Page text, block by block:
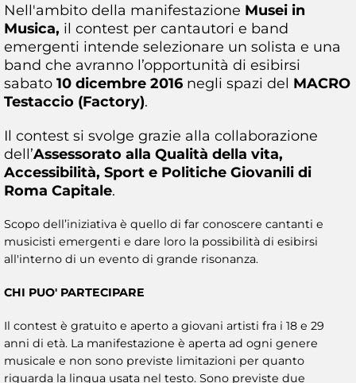
Nell'ambito della manifestazione Musei in
Musica, il contest per cantautori e band
emergenti intende selezionare un solista e una
band che avranno l’opportunità di esibirsi
sabato 10 dicembre 2016 negli spazi del MACRO
Testaccio (Factory).
Il contest si svolge grazie alla collaborazione
dell’Assessorato alla Qualità della vita,
Accessibilità, Sport e Politiche Giovanili di
Roma Capitale.
Scopo dell’iniziativa è quello di far conoscere cantanti e
musicisti emergenti e dare loro la possibilità di esibirsi
all'interno di un evento di grande risonanza.
CHI PUO' PARTECIPARE
Il contest è gratuito e aperto a giovani artisti fra i 18 e 29
anni di età. La manifestazione è aperta ad ogni genere
musicale e non sono previste limitazioni per quanto
riguarda la lingua usata nel testo. Sono previste due